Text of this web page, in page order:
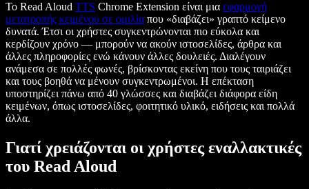
Το Read Aloud TTS Chrome Extension είναι μια εφαρμογή
μετατροπής κειμένου σε ομιλία που «διαβάζει» γραπτό κείμενο
δυνατά. Έτσι οι χρήστες συγκεντρώνονται πιο εύκολα και
κερδίζουν χρόνο — μπορούν να ακούν ιστοσελίδες, άρθρα και
άλλες πληροφορίες ενώ κάνουν άλλες δουλειές. Διαλέγουν
ανάμεσα σε πολλές φωνές, βρίσκοντας εκείνη που τους ταιριάζει
και τους βοηθά να μένουν συγκεντρωμένοι. Η επέκταση
υποστηρίζει πάνω από 40 γλώσσες και διαβάζει διάφορα είδη
κειμένων, όπως ιστοσελίδες, φοιτητικό υλικό, ειδήσεις και πολλά
άλλα.
Γιατί χρειάζονται οι χρήστες εναλλακτικές
του Read Aloud